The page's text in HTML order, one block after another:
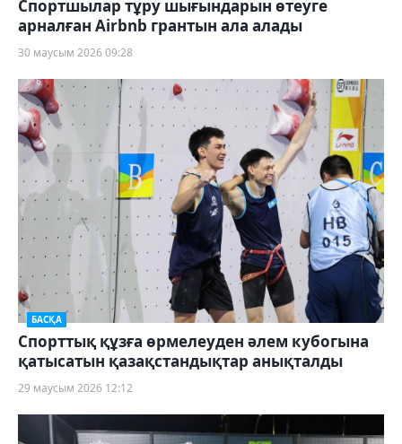
Спортшылар тұру шығындарын өтеуге
арналған Airbnb грантын ала алады
30 маусым 2026 09:28
БАСҚА
Спорттық құзға өрмелеуден әлем кубогына
қатысатын қазақстандықтар анықталды
29 маусым 2026 12:12